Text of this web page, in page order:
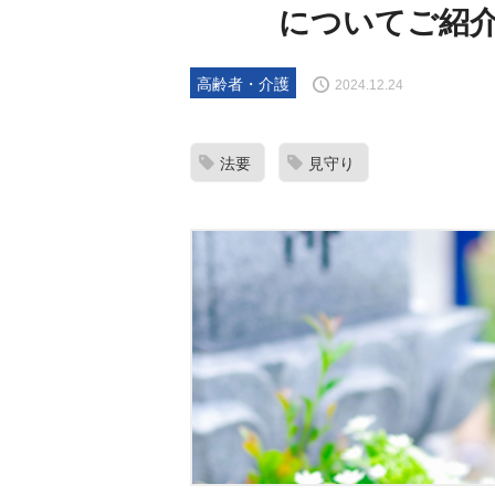
についてご紹
高齢者・介護 2024.12.24
法要 見守り